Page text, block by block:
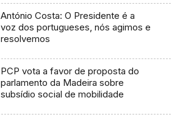
António Costa: O Presidente é a
voz dos portugueses, nós agimos e
resolvemos
PCP vota a favor de proposta do
parlamento da Madeira sobre
subsídio social de mobilidade